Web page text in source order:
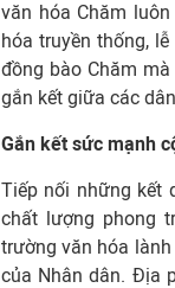
văn hóa Chăm
hóa truyền thống,
đồng bào Chăm
gắn kết giữa các
Gắn kết sức mạnh
Tiếp nối những kết
chất lượng phong
trường văn hóa
của Nhân dân. Địa